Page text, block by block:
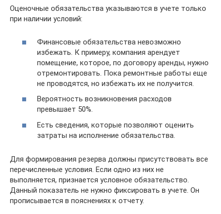
Оценочные обязательства указываются в учете только
при наличии условий:
Финансовые обязательства невозможно
избежать. К примеру, компания арендует
помещение, которое, по договору аренды, нужно
отремонтировать. Пока ремонтные работы еще
не проводятся, но избежать их не получится.
Вероятность возникновения расходов
превышает 50%.
Есть сведения, которые позволяют оценить
затраты на исполнение обязательства.
Для формирования резерва должны присутствовать все
перечисленные условия. Если одно из них не
выполняется, признается условное обязательство.
Данный показатель не нужно фиксировать в учете. Он
прописывается в пояснениях к отчету.